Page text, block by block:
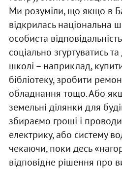
Ми розуміли, що якщо в
відкрилась національна
особиста
соціально згуртуватись
школі – наприклад,
бібліотеку, зробити
обладнання тощо. Або
земельні ділянки для
збираємо гроші і
електрику, або систему
чекаючи, поки десь
відповідне рішення про